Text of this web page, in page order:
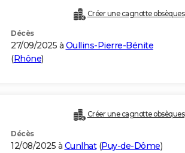
Créer une cagnotte obsèques
Décès
27/09/2025 à Oullins-Pierre-Bénite
(Rhône)
Créer une cagnotte obsèques
Décès
12/08/2025 à Cunlhat(Puy-de-Dôme)